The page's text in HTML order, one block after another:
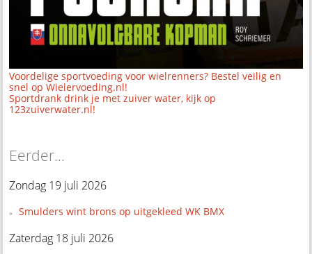
Voordelige sportvoeding voor wielrenners? Bestel veilig en
snel op Wielervoeding.nl!
Sportdrank drink je met zuiver water, kijk op
123zuiverwater.nl!
Eerder...
Zondag 19 juli 2026
Smulders wint brons op uitgekleed WK BMX
Zaterdag 18 juli 2026